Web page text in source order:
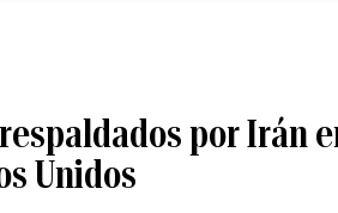
por Irán
Unidos